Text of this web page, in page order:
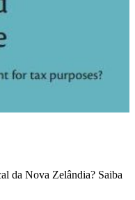
da Nova Zelândia? Saiba